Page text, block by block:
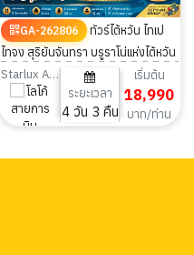
GA-262806
ทัวร์ไต้หวัน ไทเป
ไทจง สุริยันจันทรา บรูราโน่แห่งไต้หวัน
ชมดอกไม้ 4วัน 3คืน
Starlux Airlines
ระยะเวลา
4 วัน 3 คืน
เริ่มต้น
18,990
บาท/ท่าน